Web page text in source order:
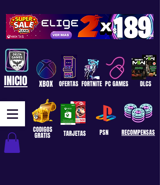
INICIO XBOX
PSN
DLCS
OFERTAS PC GAMES
RECOMPENSAS
CODIGOS
GRATIS
FORTNITE
TARJETAS